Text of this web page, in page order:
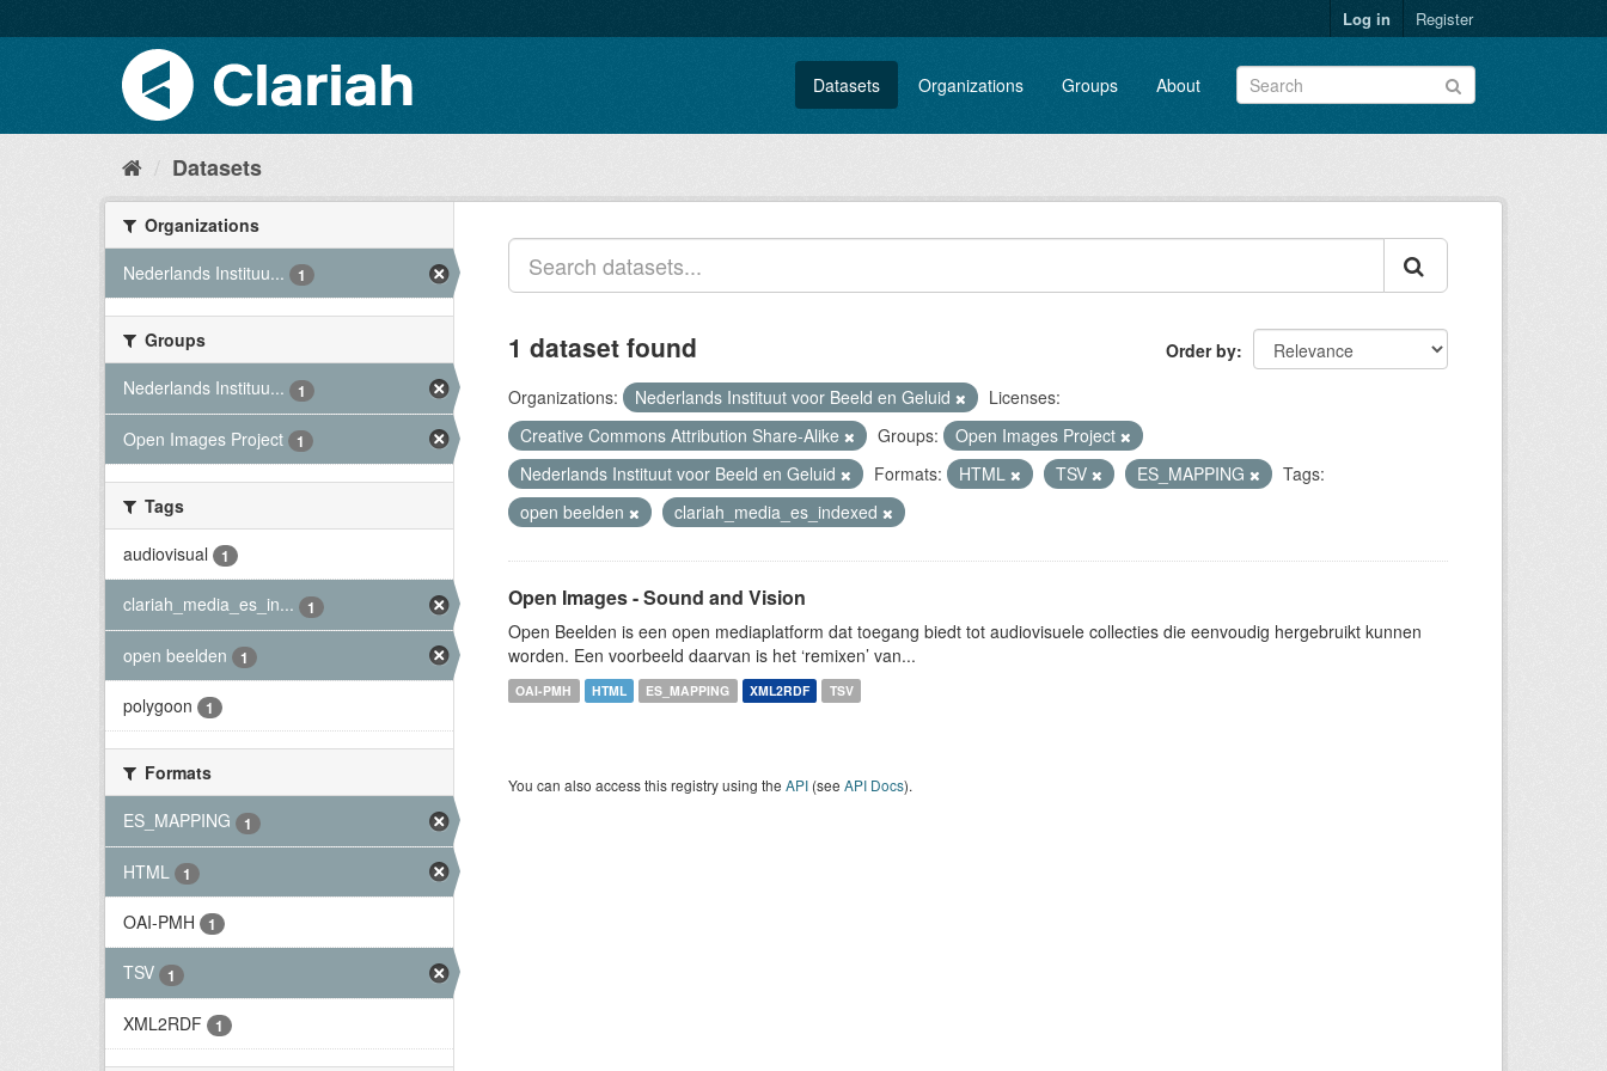
Log in Register
Datasets Organizations Groups About
Datasets
Organizations
Nederlands Instituu...
1
Groups
Nederlands Instituu...
1
Open Images Project 1
Tags
audiovisual
1
clariah_media_es_in... 1
open beelden 1
polygoon 1
Formats
ES_MAPPING
1
HTML 1
OAI-PMH 1
TSV 1
XML2RDF 1
Order by
1 dataset found
Organizations: Nederlands Instituut voor Beeld en Geluid
Licenses:
Creative Commons Attribution Share-Alike
Groups:
Open Images Project
Nederlands Instituut voor Beeld en Geluid
Formats: HTML TSV ES_MAPPING
Tags:
open beelden
clariah_media_es_indexed
Open Images - Sound and Vision
Open Beelden is een open mediaplatform dat toegang biedt tot audiovisuele collecties die eenvoudig hergebruikt kunnen
worden. Een voorbeeld daarvan is het ‘remixen’ van...
OAI-PMH HTML ES_MAPPING XML2RDF TSV
You can also access this registry using the API (see API Docs).